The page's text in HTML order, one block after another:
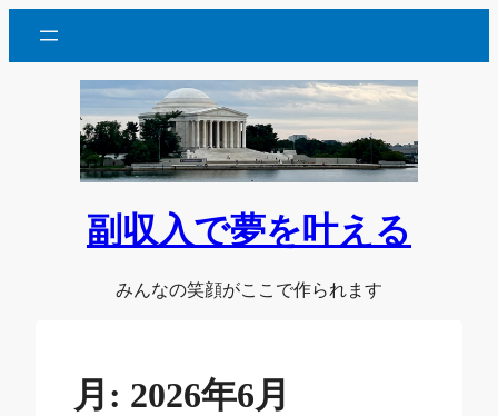
を
副収入で夢を叶える
みんなの笑顔がここで作られます
月: 2026年6月